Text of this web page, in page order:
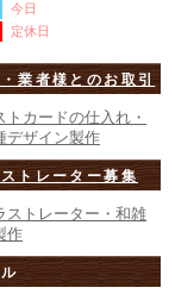
今日
定休日
業者様とのお取引
トカードの仕入れ・
デザイン製作
トレーター募集
ストレーター・和雑
作